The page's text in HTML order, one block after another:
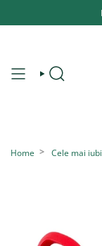
CAUTĂ
Home Cele mai